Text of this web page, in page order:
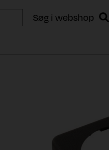
Søg i webshop